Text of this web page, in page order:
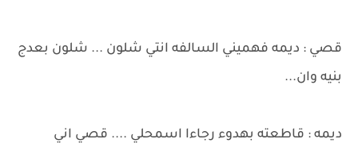
قصي : ديمه فهميني السالفه انتي شلون ... شلون بعدج
بنيه وان...
ديمه : قاطعته بهدوء رجاءا اسمحلي .... قصي اني